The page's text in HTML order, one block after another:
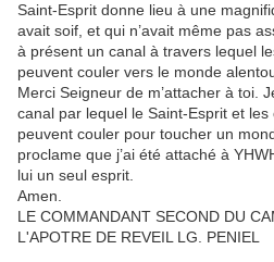
Saint-Esprit donne lieu à une
avait soif, et qui n’avait même pas
à présent un canal à travers lequel
peuvent couler vers le monde
Merci Seigneur de m’attacher à toi.
canal par lequel le Saint-Esprit et
peuvent couler pour toucher un
proclame que j’ai été attaché à
lui un seul esprit.
Amen.
LE COMMANDANT SECOND DU
L'APOTRE DE REVEIL LG. PENIEL